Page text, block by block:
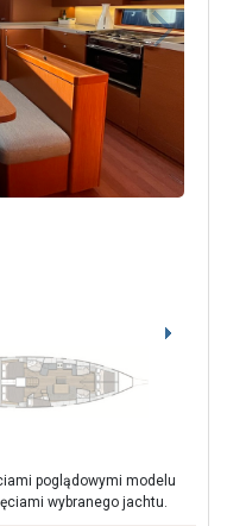
poglądowymi modelu
wybranego jachtu.